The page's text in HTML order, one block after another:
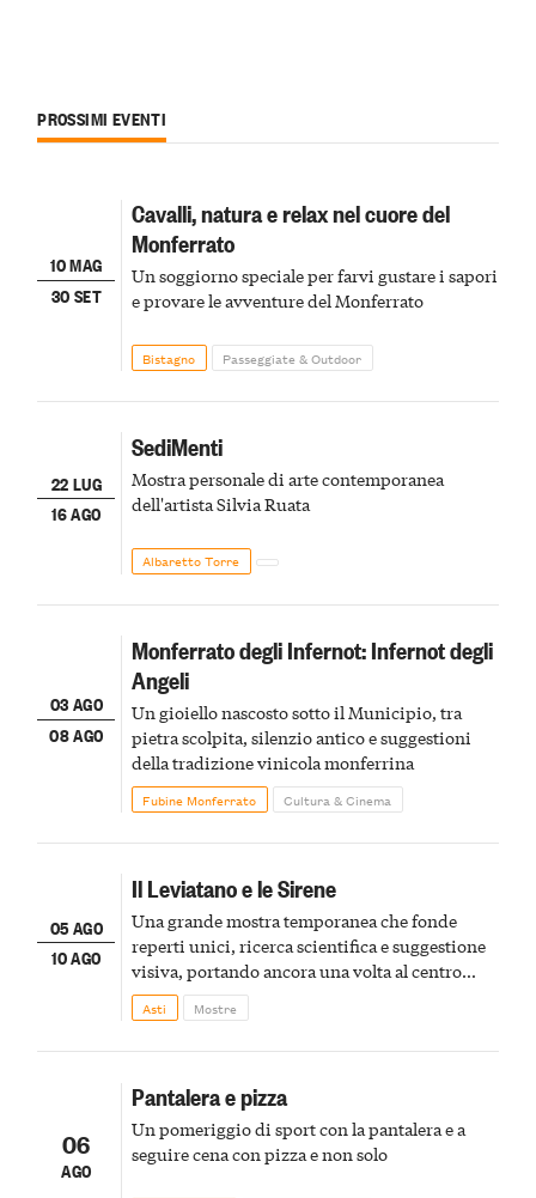
PROSSIMI EVENTI
10 MAG
30 SET
Cavalli, natura e relax nel cuore del
Monferrato
Un soggiorno speciale per farvi gustare i sapori
e provare le avventure del Monferrato
Bistagno Passeggiate & Outdoor
22 LUG
16 AGO
SediMenti
Mostra personale di arte contemporanea
dell'artista Silvia Ruata
Albaretto Torre
03 AGO
08 AGO
Monferrato degli Infernot: Infernot degli
Angeli
Un gioiello nascosto sotto il Municipio, tra
pietra scolpita, silenzio antico e suggestioni
della tradizione vinicola monferrina
Fubine Monferrato Cultura & Cinema
05 AGO
10 AGO
Il Leviatano e le Sirene
Una grande mostra temporanea che fonde
reperti unici, ricerca scientifica e suggestione
visiva, portando ancora una volta al centro
della scena le meraviglie del passato astigiano
Asti Mostre
06
AGO
Pantalera e pizza
Un pomeriggio di sport con la pantalera e a
seguire cena con pizza e non solo